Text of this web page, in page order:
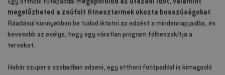
Egy otthoni futópaddal megspórolod az utazási időt, valamint
megelőzheted a zsúfolt fitnesztermek okozta bosszúságokat.
Ráadásul könnyebben be tudod iktatni az edzést a mindennapjaidba, és
kevesebb az esélye, hogy egy váratlan program félbeszakítja a
terveket.
Habár szuper a szabadban edzeni, egy otthoni futópaddal is kimagasló